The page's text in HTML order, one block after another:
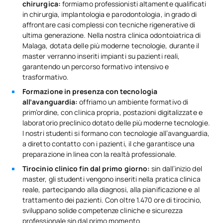
chirurgica: formiamo professionisti altamente qualificati
in chirurgia, implantologia e parodontologia, in grado di
affrontare casi complessi con tecniche rigenerative di
ultima generazione. Nella nostra clinica odontoiatrica di
Malaga, dotata delle più moderne tecnologie, durante il
master verranno inseriti impianti su pazienti reali,
garantendo un percorso formativo intensivo e
trasformativo.
Formazione in presenza con tecnologia
all’avanguardia:offriamo un ambiente formativo di
prim’ordine, con clinica propria, postazioni digitalizzate e
laboratorio preclinico dotato delle più moderne tecnologie.
I nostri studenti si formano con tecnologie all’avanguardia,
a diretto contatto con i pazienti, il che garantisce una
preparazione in linea con la realtà professionale.
Tirocinio clinico fin dal primo giorno:sin dall’inizio del
master, gli studenti vengono inseriti nella pratica clinica
reale, partecipando alla diagnosi, alla pianificazione e al
trattamento dei pazienti. Con oltre 1.470 ore di tirocinio,
sviluppano solide competenze cliniche e sicurezza
professionale sin dal primo momento.